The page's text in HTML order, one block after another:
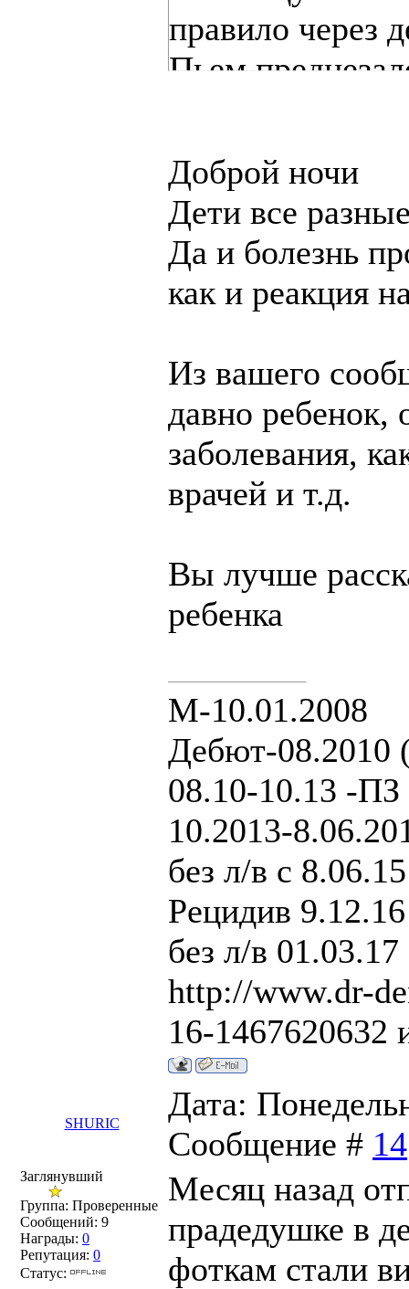
правило через
Пьем
в попе , не
только с
бегает ,
кажется что
просится на
играет .
ребенка?
Доброй ночи
Дети все
Да и болезнь
как и реакция
Из вашего
давно ребенок,
заболевания,
врачей и т.д.
Вы лучше
ребенка
М-10.01.2008
Дебют-08.2010
08.10-10.13 -ПЗ
10.2013-
без л/в с 8.06.15
Рецидив 9.12.16
без л/в 01.03.17
http://www.dr-
16-1467620632
SHURIC
Дата:
Сообщение # 14
Заглянувший
Группа: Проверенные
Сообщений: 9
Награды: 0
Репутация: 0
Статус:
Месяц назад
прадедушке в
фоткам стали